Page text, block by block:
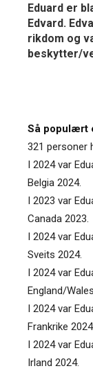
Eduard er
Edvard.
rikdom og
beskytter/
Så populært
321 personer
I 2024 var
Belgia 2024.
I 2023 var
Canada 2023.
I 2024 var
Sveits 2024.
I 2024 var
England/
I 2024 var
Frankrike 2024.
I 2024 var
Irland 2024.